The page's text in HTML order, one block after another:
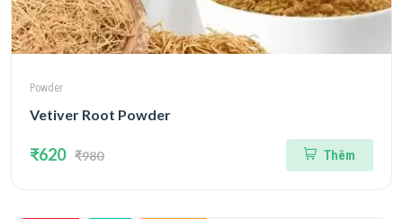
Powder
Vetiver Root Powder
₹620 ₹980 Thêm